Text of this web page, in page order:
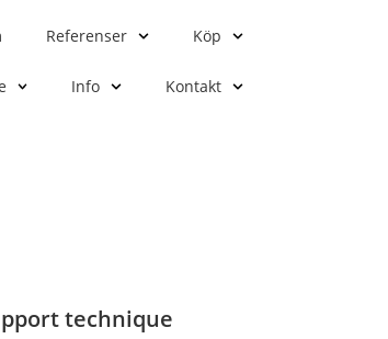
Referenser Köp
Info Kontakt
technique